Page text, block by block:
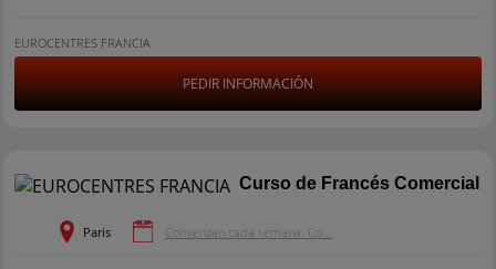
EUROCENTRES FRANCIA
PEDIR INFORMACIÓN
Curso de Francés Comercial
Paris Comienzan cada semana. Co...